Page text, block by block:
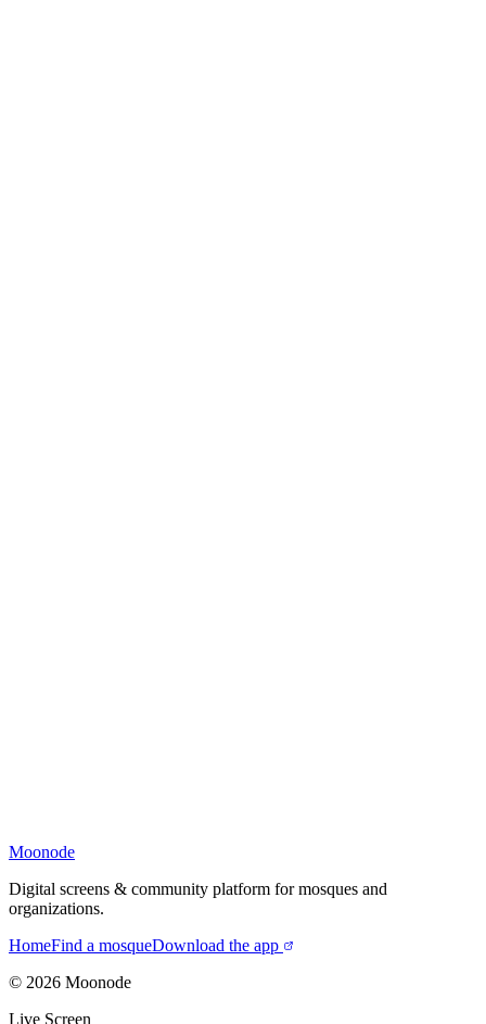
Moonode
Digital screens & community platform for mosques and
organizations.
HomeFind a mosqueDownload the app
© 2026 Moonode
Live Screen